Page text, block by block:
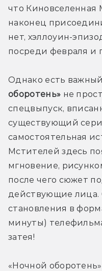
что Киновселенная
наконец
нет, хэллоуин-
посреди февраля и
Однако есть
оборотень» не
спецвыпуск,
существующий
самостоятельная
Мстителей здесь
мгновение,
после чего сюжет
действующие лица.
становления в
минуты)
затея!
«Ночной